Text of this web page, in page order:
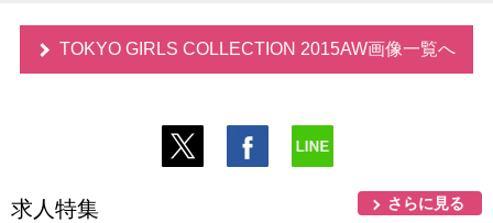
TOKYO GIRLS COLLECTION 2015AW画像一覧へ
求人特集 さらに見る